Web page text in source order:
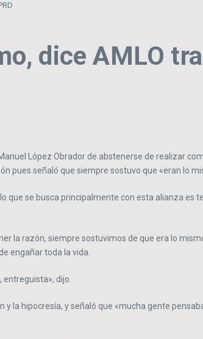
dice AMLO
López Obrador de abstenerse de realizar
pues señaló que siempre sostuvo que «eran lo
que se busca principalmente con esta alianza es
la razón, siempre sostuvimos de que era lo
engañar toda la vida.
entreguista», dijo.
la hipocresía, y señaló que «mucha gente